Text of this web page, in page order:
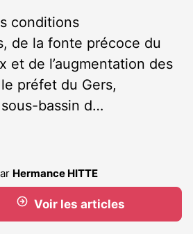
conditions
de la fonte précoce du
et de l’augmentation des
préfet du Gers,
bassin d…
Hermance HITTE
Voir les articles